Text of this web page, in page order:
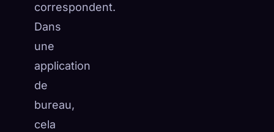
correspondent.
Dans
une
application
de
bureau,
cela